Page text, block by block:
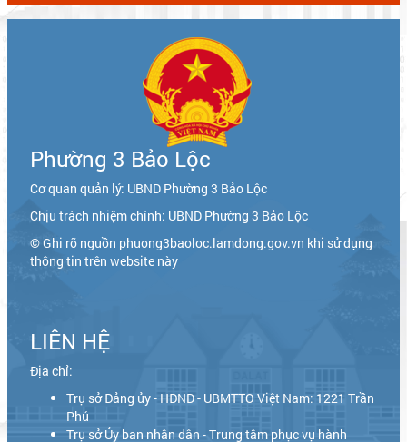
Phường 3 Bảo Lộc
Cơ quan quản lý: UBND Phường 3 Bảo Lộc
Chịu trách nhiệm chính: UBND Phường 3 Bảo Lộc
© Ghi rõ nguồn phuong3baoloc.lamdong.gov.vn khi sử dụng
thông tin trên website này
LIÊN HỆ
Địa chỉ:
Trụ sở Đảng ủy - HĐND - UBMTTO Việt Nam: 1221 Trần
Phú
Trụ sở Ủy ban nhân dân - Trung tâm phục vụ hành